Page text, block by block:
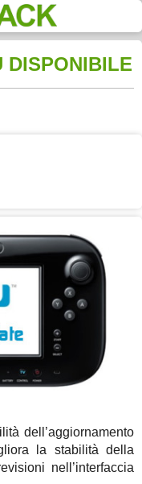
DISPONIBILE
dell’aggiornamento
la stabilità della
nell’interfaccia